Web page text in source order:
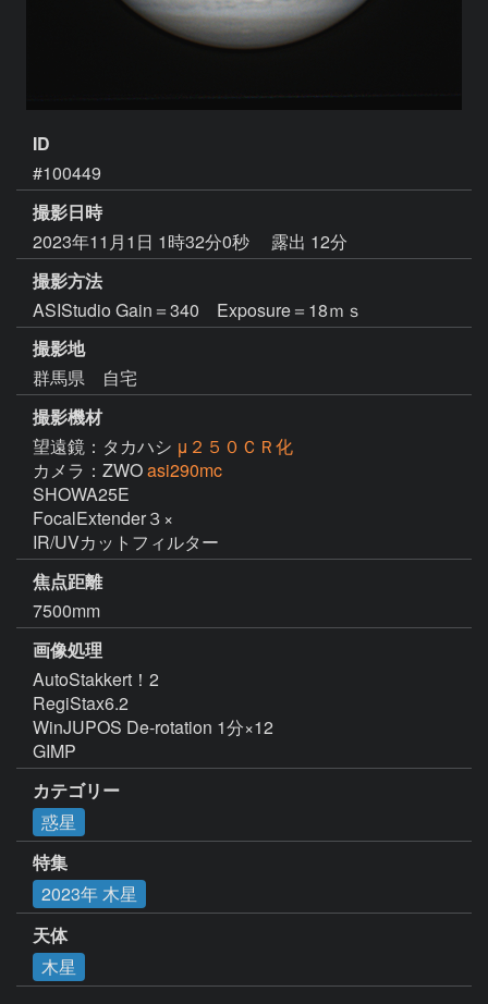
ID
#100449
撮影日時
2023年11月1日 1時32分0秒
露出 12分
撮影方法
ASIStudio Gain＝340 Exposure＝18ｍｓ
撮影地
群馬県 自宅
撮影機材
望遠鏡：タカハシ μ２５０ＣＲ化
カメラ：ZWOasi290mc
SHOWA25E
FocalExtender３×
IR/UVカットフィルター
焦点距離
7500mm
画像処理
AutoStakkert！2
RegiStax6.2
WinJUPOS De-rotation 1分×12
GIMP
カテゴリー
惑星
特集
2023年 木星
天体
木星